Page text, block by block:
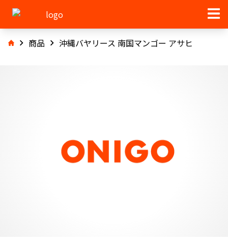
商品 沖縄バヤリース 南国マンゴー アサヒ